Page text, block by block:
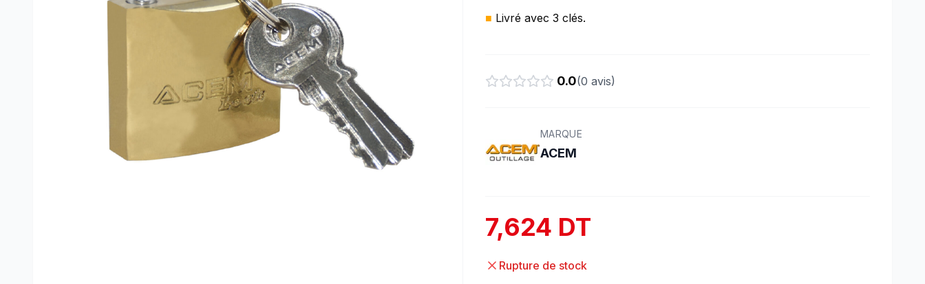
■ Livré avec 3 clés.
0.0(0 avis)
MARQUE
ACEM
7,624 DT
Rupture de stock